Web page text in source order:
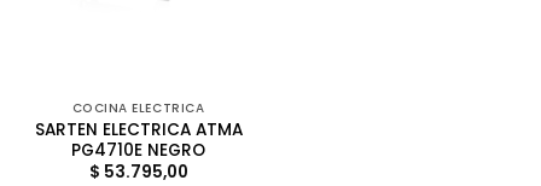
COCINA ELECTRICA
SARTEN ELECTRICA ATMA
PG4710E NEGRO
$ 53.795,00